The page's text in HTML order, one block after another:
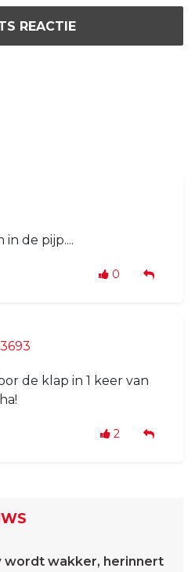
REACTIE
in de pijp....
0
de klap in 1 keer van
2
wordt wakker, herinnert